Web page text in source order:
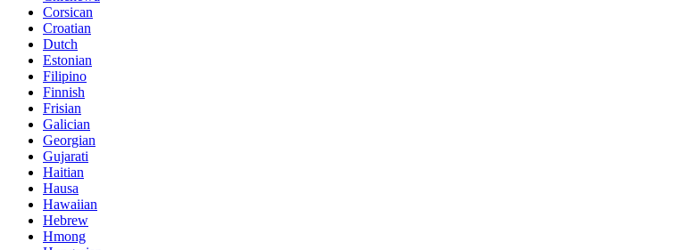
Corsican
Croatian
Dutch
Estonian
Filipino
Finnish
Frisian
Galician
Georgian
Gujarati
Haitian
Hausa
Hawaiian
Hebrew
Hmong